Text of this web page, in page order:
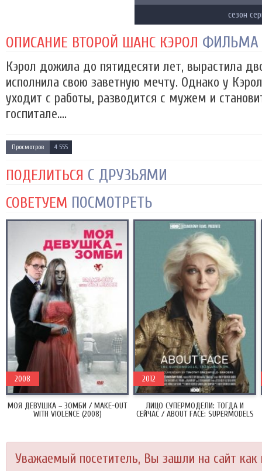
сезон
ОПИСАНИЕ ВТОРОЙ ШАНС КЭРОЛ ФИЛЬМА
Кэрол дожила до пятидесяти лет, вырастила
исполнила свою заветную мечту. Однако у
уходит с работы, разводится с мужем и
госпитале....
Просмотров 4 555
ПОДЕЛИТЬСЯ С ДРУЗЬЯМИ
СОВЕТУЕМ ПОСМОТРЕТЬ
МОЯ ДЕВУШКА – ЗОМБИ / MAKE-OUT
WITH VIOLENCE (2008)
2008
ЛИЦО СУПЕРМОДЕЛИ: ТОГДА И
СЕЙЧАС / ABOUT FACE: SUPERMODELS
2012
Уважаемый посетитель, Вы зашли на сайт как